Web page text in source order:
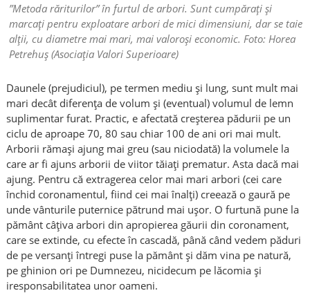
”Metoda răriturilor” în furtul de arbori. Sunt cumpărați și
marcați pentru exploatare arbori de mici dimensiuni, dar se taie
alții, cu diametre mai mari, mai valoroși economic. Foto: Horea
Petrehuș (Asociația Valori Superioare)
Daunele (prejudiciul), pe termen mediu și lung, sunt mult mai
mari decât diferența de volum și (eventual) volumul de lemn
suplimentar furat. Practic, e afectată creșterea pădurii pe un
ciclu de aproape 70, 80 sau chiar 100 de ani ori mai mult.
Arborii rămași ajung mai greu (sau niciodată) la volumele la
care ar fi ajuns arborii de viitor tăiați prematur. Asta dacă mai
ajung. Pentru că extragerea celor mai mari arbori (cei care
închid coronamentul, fiind cei mai înalți) creează o gaură pe
unde vânturile puternice pătrund mai ușor. O furtună pune la
pământ câțiva arbori din apropierea găurii din coronament,
care se extinde, cu efecte în cascadă, până când vedem păduri
de pe versanți întregi puse la pământ și dăm vina pe natură,
pe ghinion ori pe Dumnezeu, nicidecum pe lăcomia și
iresponsabilitatea unor oameni.